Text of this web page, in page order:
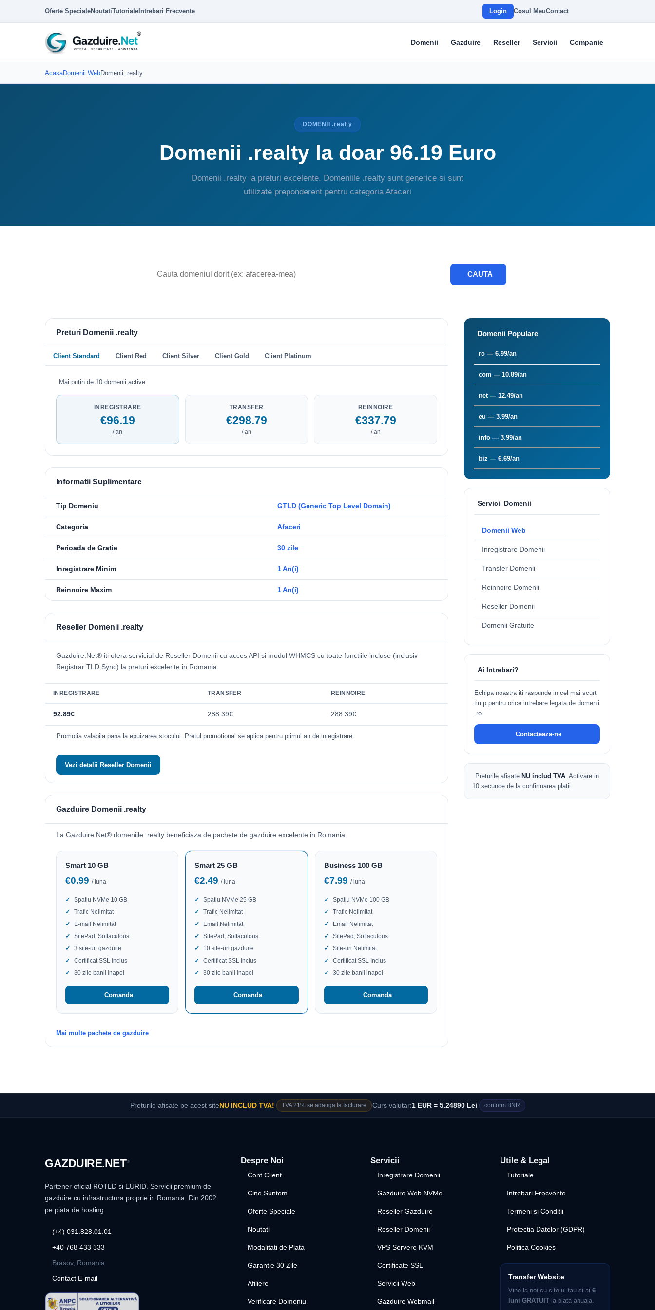
Oferte SpecialeNoutatiTutoriale Intrebari Frecvente Login Cosul MeuContact
Domenii Gazduire Reseller Servicii Companie
AcasaDomenii WebDomenii .realty
DOMENII .realty
Domenii .realty la doar 96.19 Euro
Domenii .realty la preturi excelente. Domeniile .realty sunt generice si sunt
utilizate preponderent pentru categoria Afaceri
CAUTA
Preturi Domenii .realty
Client Standard Client Red Client Silver Client Gold Client Platinum
Mai putin de 10 domenii active.
INREGISTRARE
€96.19
/ an
TRANSFER
€298.79
/ an
REINNOIRE
€337.79
/ an
Informatii Suplimentare
Tip Domeniu GTLD (Generic Top Level Domain)
Categoria Afaceri
Perioada de Gratie 30 zile
Inregistrare Minim 1 An(i)
Reinnoire Maxim 1 An(i)
Reseller Domenii .realty
Gazduire.Net® iti ofera serviciul de Reseller Domenii cu acces API si modul WHMCS cu toate functiile incluse (inclusiv
Registrar TLD Sync) la preturi excelente in Romania.
INREGISTRARE TRANSFER REINNOIRE
92.89€ 288.39€ 288.39€
Promotia valabila pana la epuizarea stocului. Pretul promotional se aplica pentru primul an de inregistrare.
Vezi detalii Reseller Domenii
Gazduire Domenii .realty
La Gazduire.Net® domeniile .realty beneficiaza de pachete de gazduire excelente in Romania.
Smart 10 GB
€0.99 / luna
Spatiu NVMe 10 GB
Trafic Nelimitat
E-mail Nelimitat
SitePad, Softaculous
3 site-uri gazduite
Certificat SSL Inclus
30 zile banii inapoi
Comanda
Smart 25 GB
€2.49/ luna
Spatiu NVMe 25 GB
Trafic Nelimitat
Email Nelimitat
SitePad, Softaculous
10 site-uri gazduite
Certificat SSL Inclus
30 zile banii inapoi
Comanda
Business 100 GB
€7.99 / luna
Spatiu NVMe 100 GB
Trafic Nelimitat
Email Nelimitat
SitePad, Softaculous
Site-uri Nelimitat
Certificat SSL Inclus
30 zile banii inapoi
Comanda
Mai multe pachete de gazduire
Domenii Populare
ro — 6.99/an
com — 10.89/an
net — 12.49/an
eu — 3.99/an
info — 3.99/an
biz — 6.69/an
Servicii Domenii
Domenii Web
Inregistrare Domenii
Transfer Domenii
Reinnoire Domenii
Reseller Domenii
Domenii Gratuite
Ai Intrebari?
Echipa noastra iti raspunde in cel mai scurt
timp pentru orice intrebare legata de domenii
.ro.
Contacteaza-ne
Preturile afisate NU includ TVA . Activare in
10 secunde de la confirmarea platii.
Preturile afisate pe acest site NU INCLUD TVA! TVA 21% se adauga la facturare Curs valutar:1 EUR = 5.24890 Lei conform BNR
GAZDUIRE.NET®
Partener oficial ROTLD si EURID. Servicii premium de
gazduire cu infrastructura proprie in Romania. Din 2002
pe piata de hosting.
(+4) 031.828.01.01
+40 768 433 333
Brasov, Romania
Contact E-mail
Despre Noi
Cont Client
Cine Suntem
Oferte Speciale
Noutati
Modalitati de Plata
Garantie 30 Zile
Afiliere
Verificare Domeniu
Servicii
Inregistrare Domenii
Gazduire Web NVMe
Reseller Gazduire
Reseller Domenii
VPS Servere KVM
Certificate SSL
Servicii Web
Gazduire Webmail
Utile & Legal
Tutoriale
Intrebari Frecvente
Termeni si Conditii
Protectia Datelor (GDPR)
Politica Cookies
Transfer Website
Vino la noi cu site-ul tau si ai 6
luni GRATUITla plata anuala.